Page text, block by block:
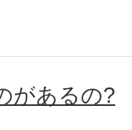
があるの?